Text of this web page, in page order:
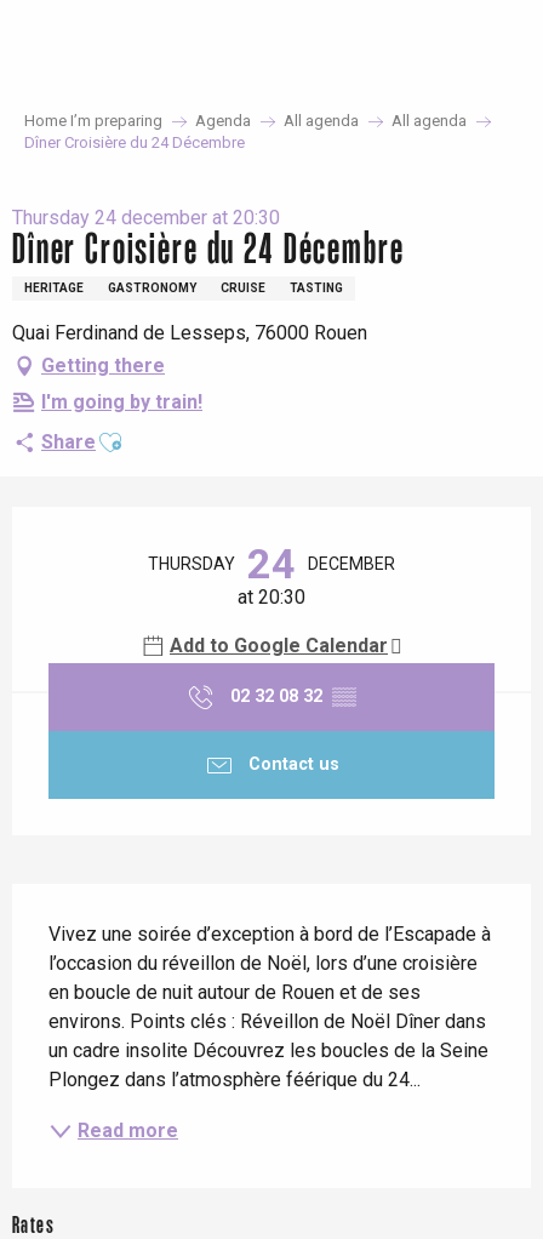
Home I’m preparing Agenda All agenda
All agenda
Dîner Croisière du 24 Décembre
Thursday 24 december at 20:30
Dîner Croisière du 24 Décembre
HERITAGE GASTRONOMY CRUISE TASTING
Quai Ferdinand de Lesseps, 76000 Rouen
Getting there
I'm going by train!
Share Ajouter aux favoris
THURSDAY 24 DECEMBER
at 20:30
Add to Google Calendar
02 32 08 32 ▒▒
Contact us
Vivez une soirée d’exception à bord de l’Escapade à
l’occasion du réveillon de Noël, lors d’une croisière
en boucle de nuit autour de Rouen et de ses
environs. Points clés : Réveillon de Noël Dîner dans
un cadre insolite Découvrez les boucles de la Seine
Plongez dans l’atmosphère féérique du 24...
Read more
Rates